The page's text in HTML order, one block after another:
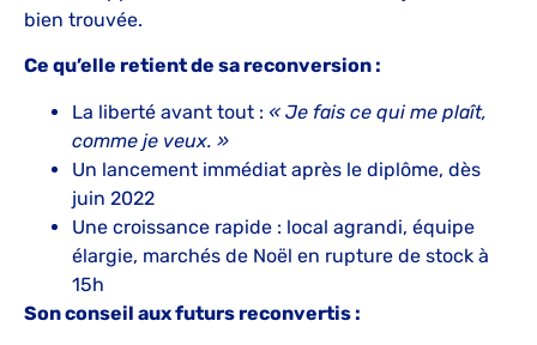
bien trouvée.
Ce qu’elle retient de sa reconversion :
La liberté avant tout : « Je fais ce qui me plaît,
comme je veux. »
Un lancement immédiat après le diplôme, dès
juin 2022
Une croissance rapide : local agrandi, équipe
élargie, marchés de Noël en rupture de stock à
15h
Son conseil aux futurs reconvertis :